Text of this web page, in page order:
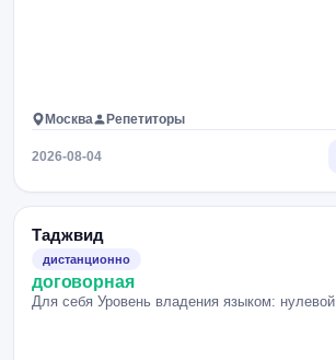
Москва Репетиторы
2026-08-04
Таджвид
дистанционно
договорная
Для себя Уровень владения языком: нулевой